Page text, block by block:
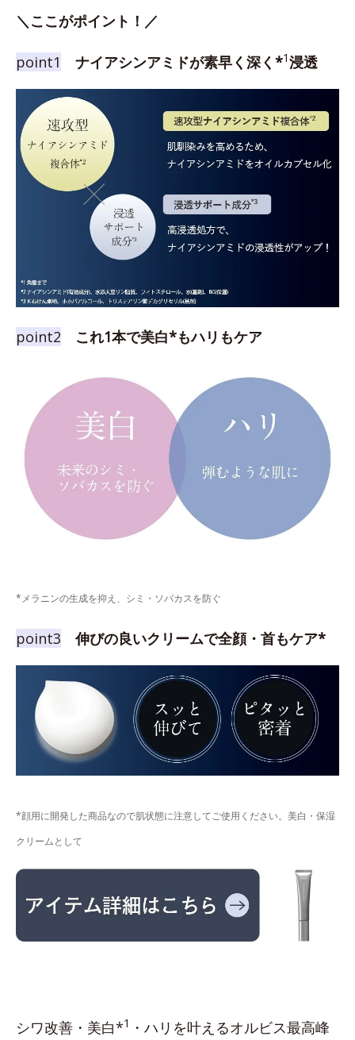
＼ここがポイント！／
point1 ナイアシンアミドが素早く深く*1浸透
point2 これ1本で美白*もハリもケア
*メラニンの生成を抑え、シミ・ソバカスを防ぐ
point3 伸びの良いクリームで全顔・首もケア*
*顔用に開発した商品なので肌状態に注意してご使用ください。美白・保湿
クリームとして
シワ改善・美白*1 ・ハリを叶えるオルビス最高峰